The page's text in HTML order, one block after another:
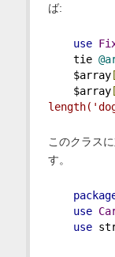
ば:
use
tie
$array[
$array[
このクラス
す。
use
use